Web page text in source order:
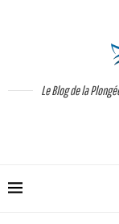
Le Blog de la